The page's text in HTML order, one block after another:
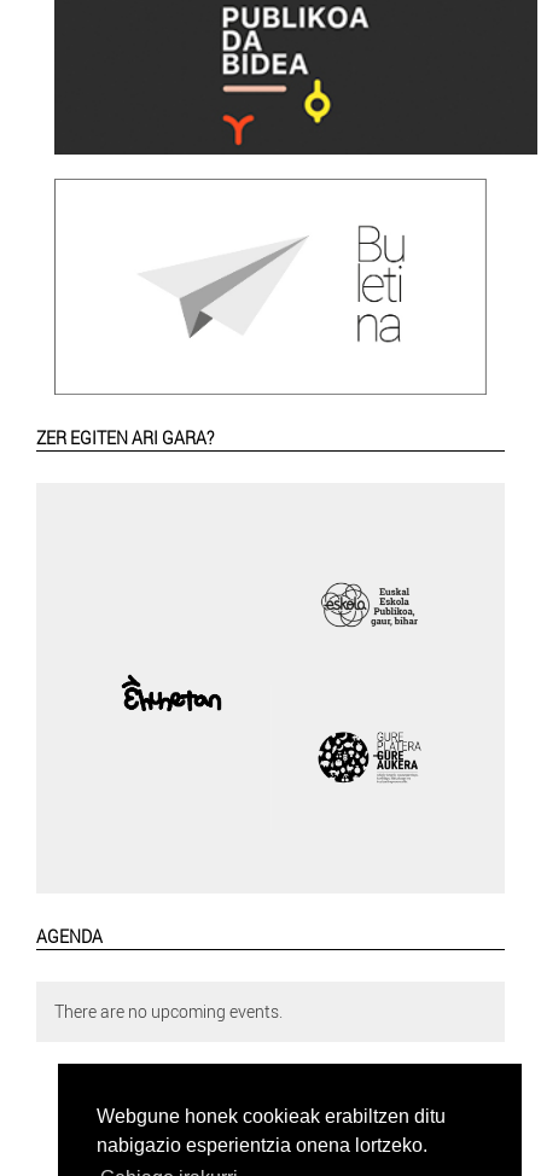
Webgune honek cookieak erabiltzen ditu
nabigazio esperientzia onena lortzeko.
ZER EGITEN ARI GARA?
AGENDA
There are no upcoming events.